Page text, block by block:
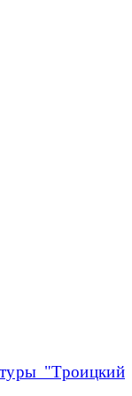
"Троицкий